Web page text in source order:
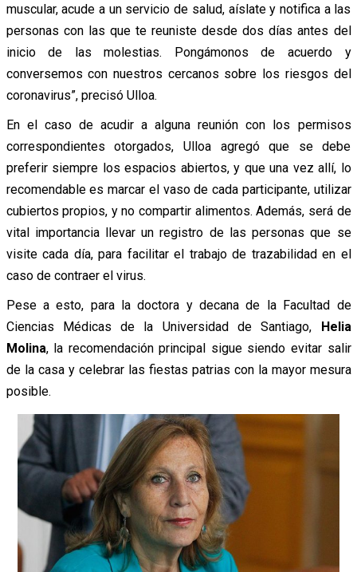
muscular, acude a un servicio de salud, aíslate y notifica a las
personas con las que te reuniste desde dos días antes del
inicio de las molestias. Pongámonos de acuerdo y
conversemos con nuestros cercanos sobre los riesgos del
coronavirus”, precisó Ulloa.
En el caso de acudir a alguna reunión con los permisos
correspondientes otorgados, Ulloa agregó que se debe
preferir siempre los espacios abiertos, y que una vez allí, lo
recomendable es marcar el vaso de cada participante, utilizar
cubiertos propios, y no compartir alimentos. Además, será de
vital importancia llevar un registro de las personas que se
visite cada día, para facilitar el trabajo de trazabilidad en el
caso de contraer el virus.
Pese a esto, para la doctora y decana de la Facultad de
Ciencias Médicas de la Universidad de Santiago, Helia
Molina, la recomendación principal sigue siendo evitar salir
de la casa y celebrar las fiestas patrias con la mayor mesura
posible.